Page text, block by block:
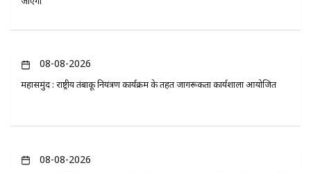
08-08-2026
महासमुंद : राष्ट्रीय तंबाकू नियंत्रण कार्यक्रम के तहत जागरूकता कार्यशाला आयोजित
08-08-2026